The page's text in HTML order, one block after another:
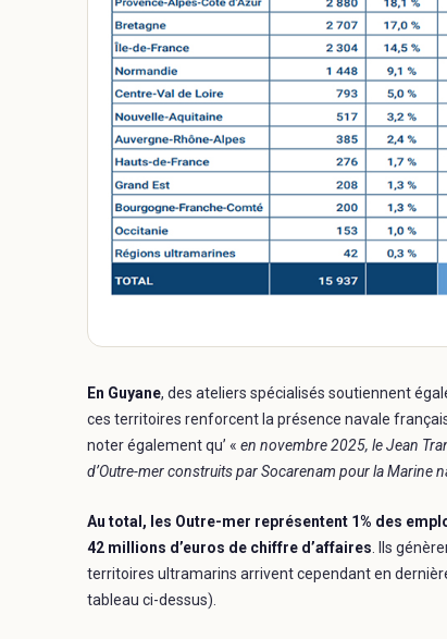
En Guyane, des ateliers spécialisés soutiennent
ces territoires renforcent la présence navale
noter également qu’ « en novembre 2025, le Jean
d’Outre-mer construits par Socarenam pour la Marine
Au total, les Outre-mer représentent 1% des
42 millions d’euros de chiffre d’affaires . Ils
territoires ultramarins arrivent cependant en
tableau ci-dessus).